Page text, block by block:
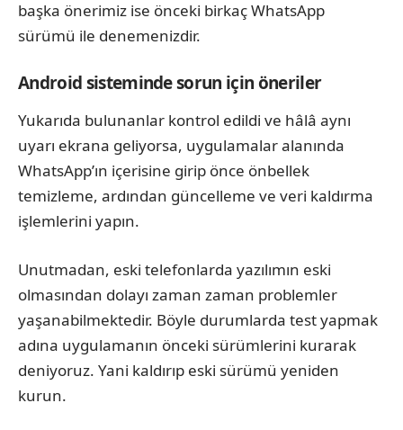
başka önerimiz ise önceki birkaç WhatsApp
sürümü ile denemenizdir.
Android sisteminde sorun için öneriler
Yukarıda bulunanlar kontrol edildi ve hâlâ aynı
uyarı ekrana geliyorsa, uygulamalar alanında
WhatsApp’ın içerisine girip önce önbellek
temizleme, ardından güncelleme ve veri kaldırma
işlemlerini yapın.
Unutmadan, eski telefonlarda yazılımın eski
olmasından dolayı zaman zaman problemler
yaşanabilmektedir. Böyle durumlarda test yapmak
adına uygulamanın önceki sürümlerini kurarak
deniyoruz. Yani kaldırıp eski sürümü yeniden
kurun.